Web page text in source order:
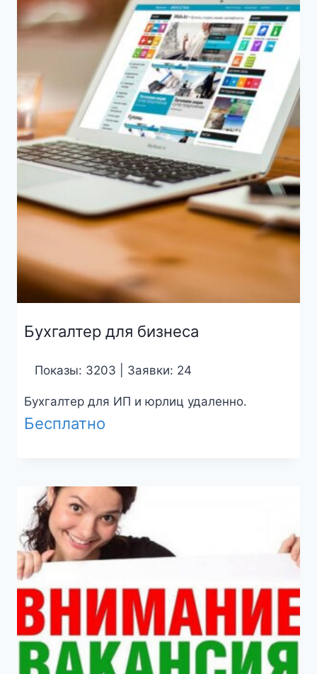
Бухгалтер для бизнеса
Показы: 3203 | Заявки: 24
Бухгалтер для ИП и юрлиц удаленно.
Бесплатно